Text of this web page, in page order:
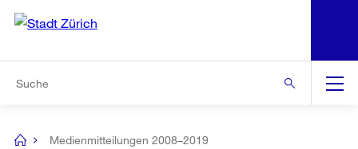
Navigation
[no
Medienmitteilungen 2008–2019